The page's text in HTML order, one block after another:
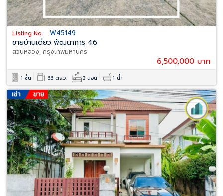
Listing No. W45149
ขายบ้านเดี่ยว พัฒนาการ 46
สวนหลวง, กรุงเทพมหานคร
6,500,000 บาท
1 ชั้น 66 ตร.ว. 3 นอน 1 น้ำ